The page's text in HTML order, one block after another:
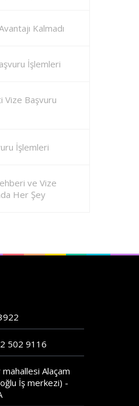
Kalmadı
İşlemleri
Vize Başvuru
İşlemleri
ve Vize
Her Şey
502 9116
Alaçam
İş merkezi) -